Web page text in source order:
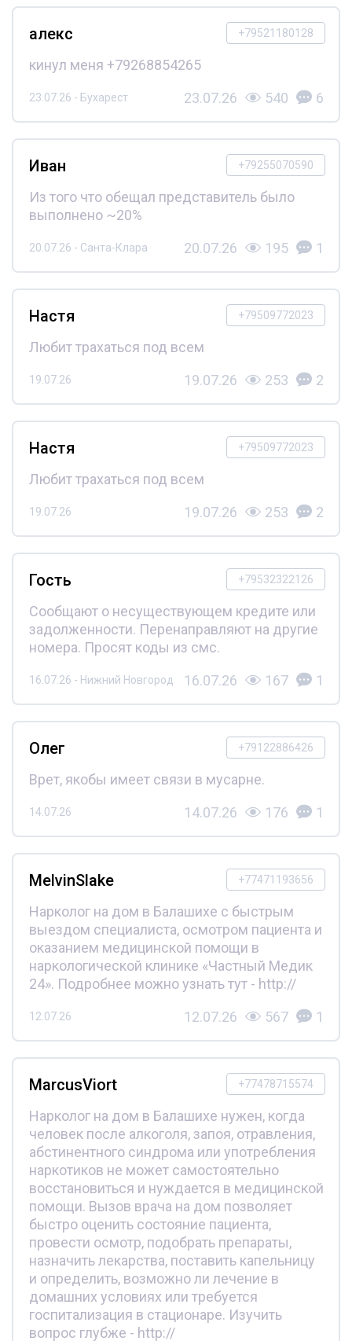
+79521180128
алекс
кинул меня +79268854265
23.07.26 - Бухарест 23.07.26 540 6
+79255070590
Иван
Из того что обещал представитель было
выполнено ~20%
20.07.26 - Санта-Клара 20.07.26 195 1
+79509772023
Настя
Любит трахаться под всем
19.07.26 19.07.26 253 2
+79509772023
Настя
Любит трахаться под всем
19.07.26 19.07.26 253 2
+79532322126
Гость
Сообщают о несуществующем кредите или
задолженности. Перенаправляют на другие
номера. Просят коды из смс.
16.07.26 - Нижний Новгород 16.07.26 167 1
+79122886426
Олег
Врет, якобы имеет связи в мусарне.
14.07.26 14.07.26 176 1
+77471193656
MelvinSlake
Нарколог на дом в Балашихе с быстрым
выездом специалиста, осмотром пациента и
оказанием медицинской помощи в
наркологической клинике «Частный Медик
24». Подробнее можно узнать тут - http://
12.07.26 12.07.26 567 1
+77478715574
MarcusViort
Нарколог на дом в Балашихе нужен, когда
человек после алкоголя, запоя, отравления,
абстинентного синдрома или употребления
наркотиков не может самостоятельно
восстановиться и нуждается в медицинской
помощи. Вызов врача на дом позволяет
быстро оценить состояние пациента,
провести осмотр, подобрать препараты,
назначить лекарства, поставить капельницу
и определить, возможно ли лечение в
домашних условиях или требуется
госпитализация в стационаре. Изучить
вопрос глубже - http://